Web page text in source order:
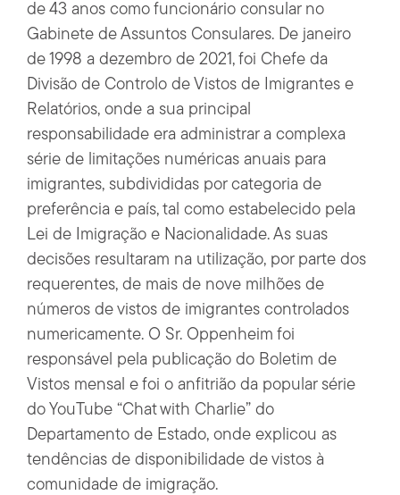
de 43 anos como funcionário consular no
Gabinete de Assuntos Consulares. De janeiro
de 1998 a dezembro de 2021, foi Chefe da
Divisão de Controlo de Vistos de Imigrantes e
Relatórios, onde a sua principal
responsabilidade era administrar a complexa
série de limitações numéricas anuais para
imigrantes, subdivididas por categoria de
preferência e país, tal como estabelecido pela
Lei de Imigração e Nacionalidade. As suas
decisões resultaram na utilização, por parte dos
requerentes, de mais de nove milhões de
números de vistos de imigrantes controlados
numericamente. O Sr. Oppenheim foi
responsável pela publicação do Boletim de
Vistos mensal e foi o anfitrião da popular série
do YouTube “Chat with Charlie” do
Departamento de Estado, onde explicou as
tendências de disponibilidade de vistos à
comunidade de imigração.